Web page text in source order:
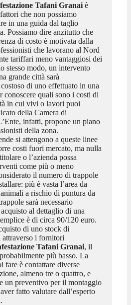
Tafani Granaiè
che non possiamo
in una guida dal taglio
Possiamo dire anzitutto che
di costo è motivata dalla
che lavorano al Nord
tariffari meno vantaggiosi dei
stesso modo, un intervento
grande città sarà
di uno effettuato in una
conoscere quali sono i costi di
in cui vivi o lavori puoi
della Camera di
infatti, propone un piano
della zona.
si attengono a queste linee
costi fuori mercato, ma nulla
o l’azienda possa
come più o meno
il numero di trappole
più è vasta l’area da
a rischio di puntura da
sarà necessario
al dettaglio di una
è di circa 90/120 euro.
di uno stock di
i fornitori
Tafani Granai, il
più basso. La
fare è contattare diverse
almeno tre o quattro, e
un preventivo per il montaggio
fatto valutare dall’esperto